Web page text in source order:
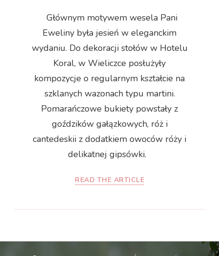
Głównym motywem wesela Pani
Eweliny była jesień w eleganckim
wydaniu. Do dekoracji stołów w Hotelu
Koral, w Wieliczce posłużyły
kompozycje o regularnym kształcie na
szklanych wazonach typu martini.
Pomarańczowe bukiety powstały z
goździków gałązkowych, róż i
cantedeskii z dodatkiem owoców róży i
delikatnej gipsówki.
READ THE ARTICLE